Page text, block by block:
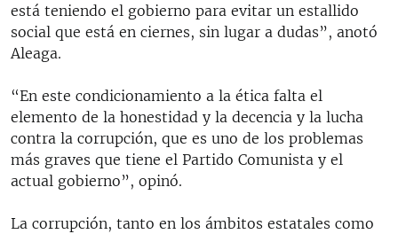
está teniendo el gobierno para evitar un estallido
social que está en ciernes, sin lugar a dudas”, anotó
Aleaga.
“En este condicionamiento a la ética falta el
elemento de la honestidad y la decencia y la lucha
contra la corrupción, que es uno de los problemas
más graves que tiene el Partido Comunista y el
actual gobierno”, opinó.
La corrupción, tanto en los ámbitos estatales como